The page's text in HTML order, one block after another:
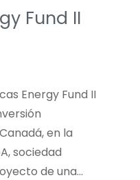
Fund II
Energy Fund II
en la
sociedad
de una…